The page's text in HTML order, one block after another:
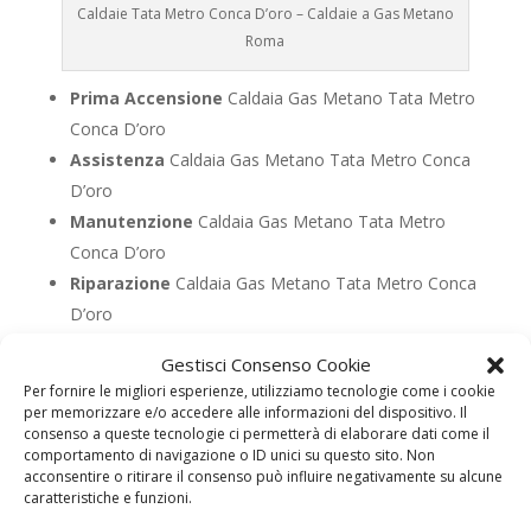
Gestisci Consenso Cookie
Per fornire le migliori esperienze, utilizziamo tecnologie come i cookie
per memorizzare e/o accedere alle informazioni del dispositivo. Il
consenso a queste tecnologie ci permetterà di elaborare dati come il
comportamento di navigazione o ID unici su questo sito. Non
acconsentire o ritirare il consenso può influire negativamente su alcune
caratteristiche e funzioni.
Caldaie Tata Metro Conca D’oro – Caldaie a Gas Metano
Roma
Prima Accensione Caldaia Gas Metano Tata Metro
Conca D’oro
Assistenza Caldaia Gas Metano Tata Metro Conca
D’oro
Manutenzione Caldaia Gas Metano Tata Metro
Conca D’oro
Riparazione Caldaia Gas Metano Tata Metro Conca
D’oro
Conca D’oro
SostituzioneCaldaia Gas Metano Tata Metro
Conca D’oro
Pulizia Caldaia Gas Metano Tata Metro Conca
D’oro